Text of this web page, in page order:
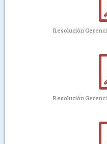
Resolución
Resolución